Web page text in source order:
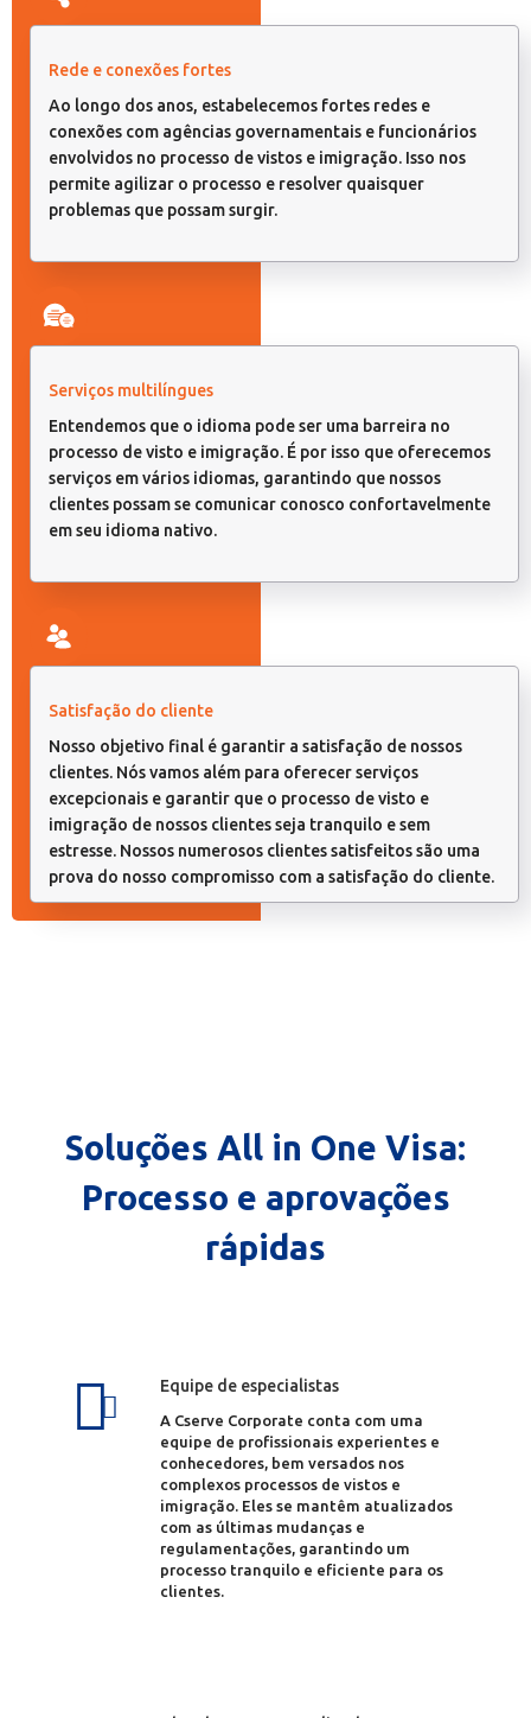
Rede e conexões fortes
Ao longo dos anos, estabelecemos fortes redes e
conexões com agências governamentais e funcionários
envolvidos no processo de vistos e imigração. Isso nos
permite agilizar o processo e resolver quaisquer
problemas que possam surgir.
Serviços multilíngues
Entendemos que o idioma pode ser uma barreira no
processo de visto e imigração. É por isso que oferecemos
serviços em vários idiomas, garantindo que nossos
clientes possam se comunicar conosco confortavelmente
em seu idioma nativo.
Satisfação do cliente
Nosso objetivo final é garantir a satisfação de nossos
clientes. Nós vamos além para oferecer serviços
excepcionais e garantir que o processo de visto e
imigração de nossos clientes seja tranquilo e sem
estresse. Nossos numerosos clientes satisfeitos são uma
prova do nosso compromisso com a satisfação do cliente.
Soluções All in One Visa:
Processo e aprovações
rápidas
Equipe de especialistas
A Cserve Corporate conta com uma
equipe de profissionais experientes e
conhecedores, bem versados nos
complexos processos de vistos e
imigração. Eles se mantêm atualizados
com as últimas mudanças e
regulamentações, garantindo um
processo tranquilo e eficiente para os
clientes.